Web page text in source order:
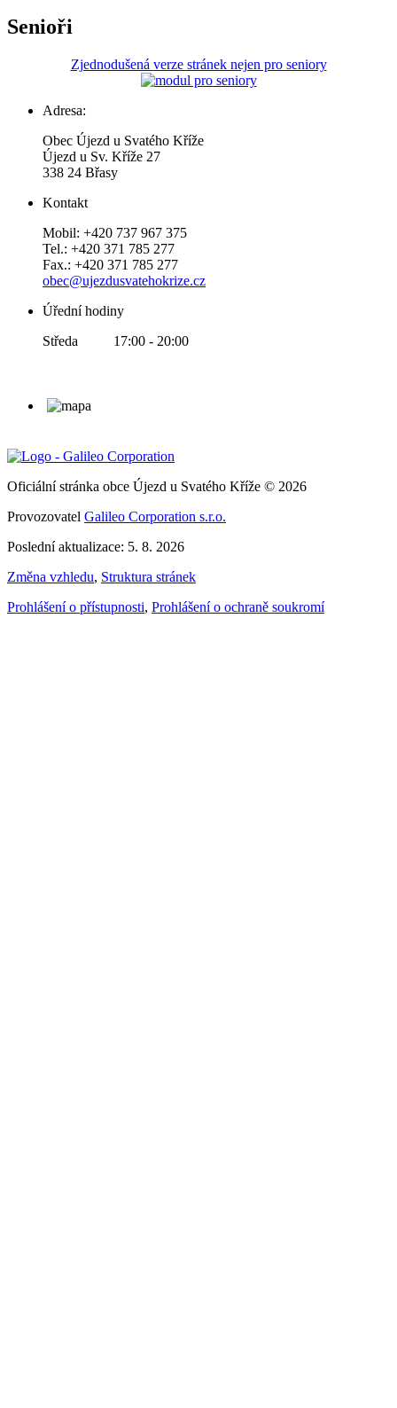
Senioři
Zjednodušená verze stránek nejen pro seniory
Adresa:
Obec Újezd u Svatého Kříže
Újezd u Sv. Kříže 27
338 24 Břasy
Kontakt
Mobil: +420 737 967 375
Tel.: +420 371 785 277
Fax.: +420 371 785 277
obec@ujezdusvatehokrize.cz
Úřední hodiny
Středa 17:00 - 20:00
Oficiální stránka obce Újezd u Svatého Kříže © 2026
Provozovatel Galileo Corporation s.r.o.
Poslední aktualizace: 5. 8. 2026
Změna vzhledu, Struktura stránek
Prohlášení o přístupnosti, Prohlášení o ochraně soukromí